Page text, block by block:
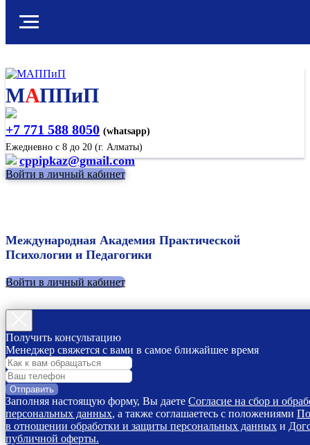
МАППиП
+7 771 588 8050 (whatsapp)
Ежедневно с 8 до 20 (г. Алматы)
cppipkaz@gmail.com
Войти в личный кабинет
Международная Академия Практической
Психологии и Педагогики
Войти в личный кабинет
Получить консультацию
Менеджер свяжется с вами в самое ближайшее время
Отправить
Заполняя настоящую форму, Вы даете Согласие на сбор и
персональных данных, а также соглашаетесь с положениями
в отношении обработки и защиты персональных данных и
публичной оферты.